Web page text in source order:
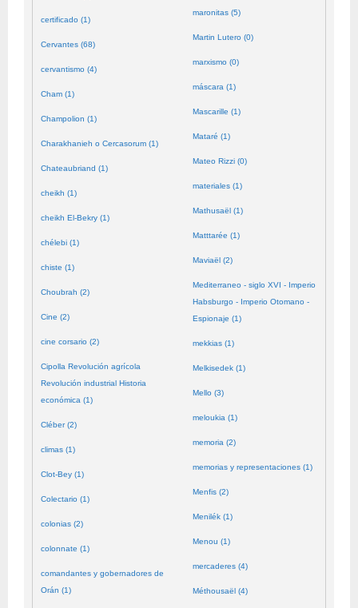
certificado (1)
Cervantes (68)
cervantismo (4)
Cham (1)
Champolion (1)
Charakhanieh o Cercasorum (1)
Chateaubriand (1)
cheikh (1)
cheikh El-Bekry (1)
chélebi (1)
chiste (1)
Choubrah (2)
Cine (2)
cine corsario (2)
Cipolla Revolución agrícola
Revolución industrial Historia
económica (1)
Cléber (2)
climas (1)
Clot-Bey (1)
Colectario (1)
colonias (2)
colonnate (1)
comandantes y gobernadores de
Orán (1)
maronitas (5)
Martin Lutero (0)
marxismo (0)
máscara (1)
Mascarille (1)
Mataré (1)
Mateo Rizzi (0)
materiales (1)
Mathusaël (1)
Matttarée (1)
Maviaël (2)
Mediterraneo - siglo XVI - Imperio
Habsburgo - Imperio Otomano -
Espionaje (1)
mekkias (1)
Melkisedek (1)
Mello (3)
meloukia (1)
memoria (2)
memorias y representaciones (1)
Menfis (2)
Menilék (1)
Menou (1)
mercaderes (4)
Méthousaël (4)